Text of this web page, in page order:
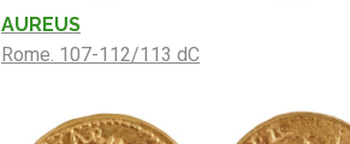
AUREUS
Rome. 107-112/113 dC